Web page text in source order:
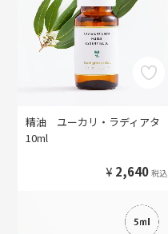
精油 ユーカリ・ラディアタ
10ml
¥ 2,640 税込